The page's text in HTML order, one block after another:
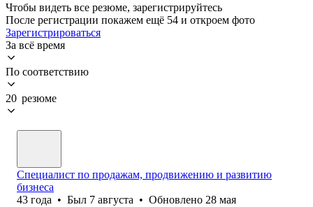
Чтобы видеть все резюме, зарегистрируйтесь
После регистрации покажем ещё 54 и откроем фото
Зарегистрироваться
За всё время
По соответствию
20 резюме
Специалист по продажам, продвижению и развитию
бизнеса
43 года • Был 7 августа • Обновлено 28 мая